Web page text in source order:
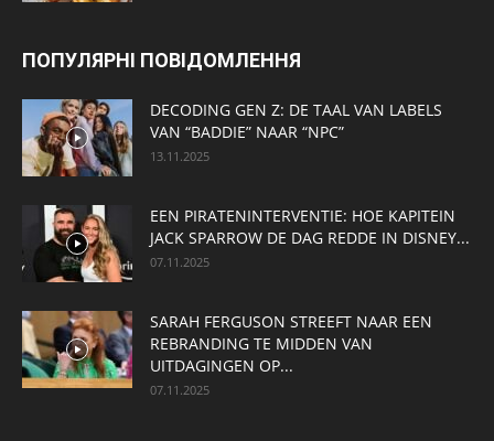
ПОПУЛЯРНІ ПОВІДОМЛЕННЯ
DECODING GEN Z: DE TAAL VAN LABELS
VAN “BADDIE” NAAR “NPC”
13.11.2025
EEN PIRATENINTERVENTIE: HOE KAPITEIN
JACK SPARROW DE DAG REDDE IN DISNEY...
07.11.2025
SARAH FERGUSON STREEFT NAAR EEN
REBRANDING TE MIDDEN VAN
UITDAGINGEN OP...
07.11.2025